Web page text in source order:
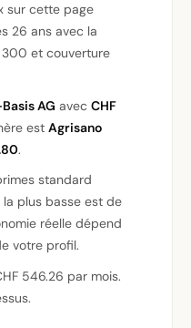
sur cette page
26 ans avec la
et couverture
AG avec CHF
est Agrisano
.
standard
plus basse est de
réelle dépend
votre profil.
546.26 par mois.